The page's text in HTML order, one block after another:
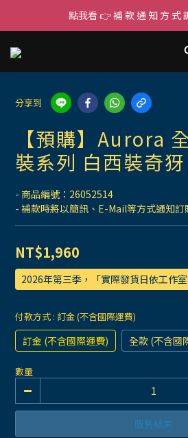
點我看 👉 補 款 通 知 方 式
分享到
【預購】Aurora
裝系列 白西裝奇犽
- 商品編號：26052514
- 補款時將以簡訊、E-Mail等方式通知訂
NT$1,960
2026年第三季，「實際發貨日依工作室
付款方式 : 訂金 (不含國際運費)
訂金 (不含國際運費) 全款 (不含國
數量
販售結束